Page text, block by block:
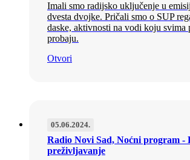
Imali smo radijsko uključenje u
dvesta dvojke. Pričali smo o SUP
daske, aktivnosti na vodi koju svima
probaju.
Otvori
05.06.2024.
Radio Novi Sad, Noćni program -
preživljavanje